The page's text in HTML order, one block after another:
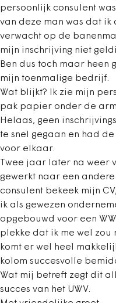
persoonlijk consulent
van deze man was dat ik
verwacht op de
mijn inschrijving niet
Ben dus toch maar heen
mijn toenmalige bedrijf.
Wat blijkt? Ik zie mijn
pak papier onder de
Helaas, geen
te snel gegaan en had
voor elkaar.
Twee jaar later na weer
gewerkt naar een andere
consulent bekeek mijn
ik als gewezen
opgebouwd voor een
plekke dat ik me wel
komt er wel heel
kolom succesvolle
Wat mij betreft zegt dit
succes van het UWV.